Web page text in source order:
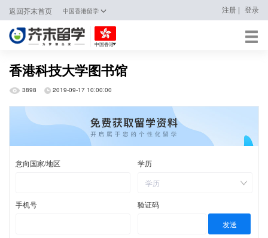
返回芥末首页 中国香港留学 注册 | 登录
中国香港
韩国
新加坡
香港科技大学图书馆
3898 2019-09-17 10:00:00